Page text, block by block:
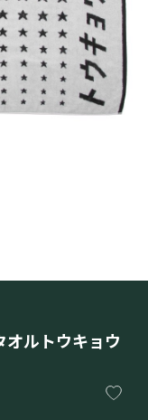
オルトウキョウ